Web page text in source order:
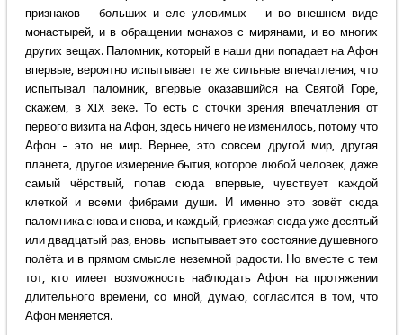
признаков – больших и еле уловимых – и во внешнем виде
монастырей, и в обращении монахов с мирянами, и во многих
других вещах. Паломник, который в наши дни попадает на Афон
впервые, вероятно испытывает те же сильные впечатления, что
испытывал паломник, впервые оказавшийся на Святой Горе,
скажем, в XIX веке. То есть с сточки зрения впечатления от
первого визита на Афон, здесь ничего не изменилось, потому что
Афон – это не мир. Вернее, это совсем другой мир, другая
планета, другое измерение бытия, которое любой человек, даже
самый чёрствый, попав сюда впервые, чувствует каждой
клеткой и всеми фибрами души. И именно это зовёт сюда
паломника снова и снова, и каждый, приезжая сюда уже десятый
или двадцатый раз, вновь испытывает это состояние душевного
полёта и в прямом смысле неземной радости. Но вместе с тем
тот, кто имеет возможность наблюдать Афон на протяжении
длительного времени, со мной, думаю, согласится в том, что
Афон меняется.